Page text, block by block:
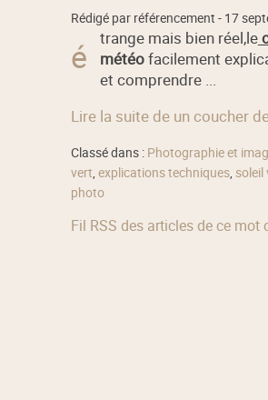
Rédigé par référencement - 17
é trange mais bien réel,le
météofacilement
et comprendre ...
Lire la suite de un coucher
Classé dans : Photographie et
vert, explications techniques, soleil
photo
Fil RSS des articles de ce mot